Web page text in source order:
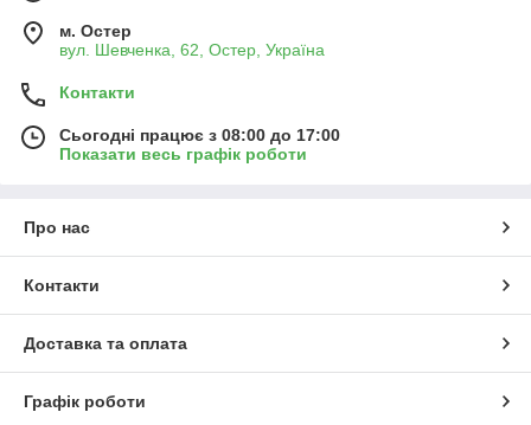
м. Остер
вул. Шевченка, 62, Остер, Україна
Контакти
Сьогодні працює з 08:00 до 17:00
Показати весь графік роботи
Про нас
Контакти
Доставка та оплата
Графік роботи